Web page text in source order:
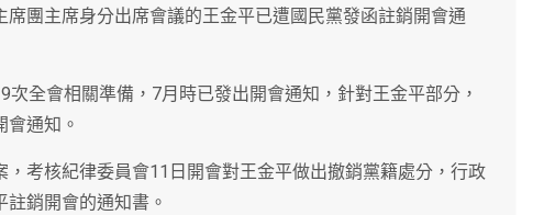
團主席身分出席會議的王金平已遭國民黨發函註銷開會通
次全會相關準備，7月時已發出開會通知，針對王金平部分，
通知。
，考核紀律委員會11日開會對王金平做出撤銷黨籍處分，行政
銷開會的通知書。